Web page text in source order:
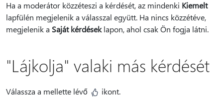
Ha a moderátor közzéteszi a kérdését, az mindenki Kiemelt
lapfülén megjelenik a válasszal együtt. Ha nincs közzétéve,
megjelenik a Saját kérdéseklapon, ahol csak Ön fogja látni.
"Lájkolja" valaki más kérdését
Válassza a mellette lévő ikont.